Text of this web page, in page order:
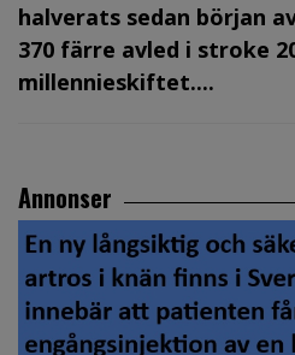
halverats sedan början
370 färre avled i stroke
millennieskiftet....
Annonser